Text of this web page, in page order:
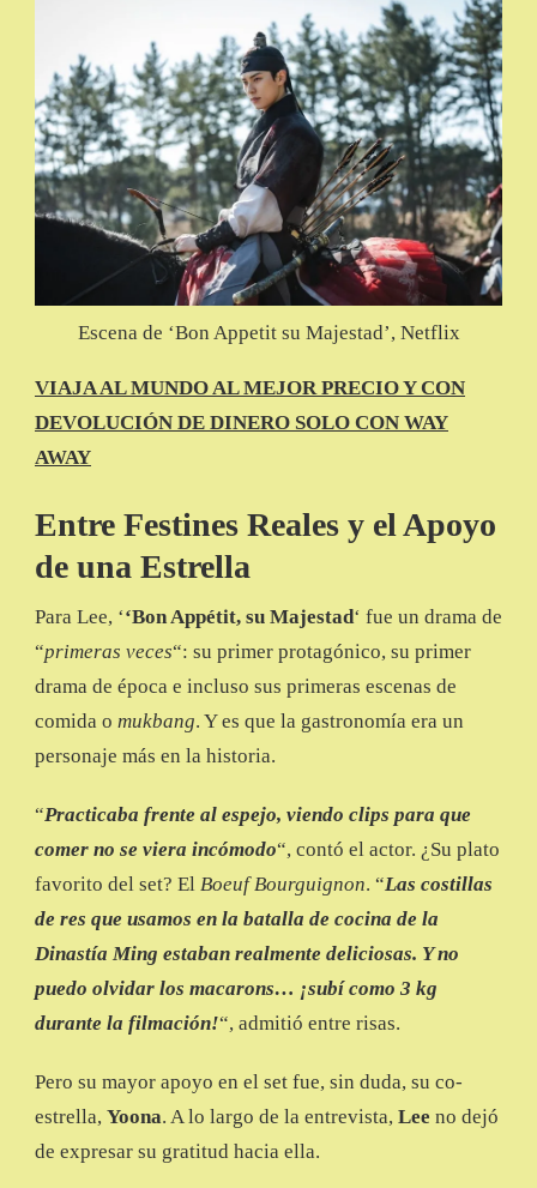
Escena de ‘Bon Appetit su Majestad’, Netflix
VIAJA AL MUNDO AL MEJOR PRECIO Y CON
DEVOLUCIÓN DE DINERO SOLO CON WAY
AWAY
Entre Festines Reales y el Apoyo
de una Estrella
Para Lee, ‘‘Bon Appétit, su Majestad‘ fue un drama de
“primeras veces“: su primer protagónico, su primer
drama de época e incluso sus primeras escenas de
comida o mukbang. Y es que la gastronomía era un
personaje más en la historia.
“Practicaba frente al espejo, viendo clips para que
comer no se viera incómodo“, contó el actor. ¿Su plato
favorito del set? El Boeuf Bourguignon. “Las costillas
de res que usamos en la batalla de cocina de la
Dinastía Ming estaban realmente deliciosas. Y no
puedo olvidar los macarons… ¡subí como 3 kg
durante la filmación!“, admitió entre risas.
Pero su mayor apoyo en el set fue, sin duda, su co-
estrella, Yoona. A lo largo de la entrevista, Lee no dejó
de expresar su gratitud hacia ella.